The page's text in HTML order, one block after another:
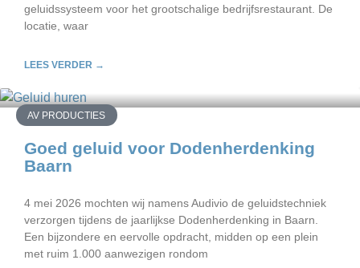
geluidssysteem voor het grootschalige bedrijfsrestaurant. De
locatie, waar
LEES VERDER →
AV PRODUCTIES
Goed geluid voor Dodenherdenking
Baarn
4 mei 2026 mochten wij namens Audivio de geluidstechniek
verzorgen tijdens de jaarlijkse Dodenherdenking in Baarn.
Een bijzondere en eervolle opdracht, midden op een plein
met ruim 1.000 aanwezigen rondom